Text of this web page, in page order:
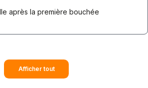
après la première bouchée
Afficher tout